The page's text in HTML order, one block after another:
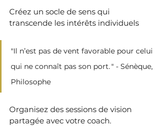
Créez un socle de sens qui
transcende les intérêts individuels
"Il n’est pas de vent favorable pour celui
qui ne connaît pas son port. " - Sénèque,
Philosophe
Organisez des sessions de vision
partagée avec votre coach.